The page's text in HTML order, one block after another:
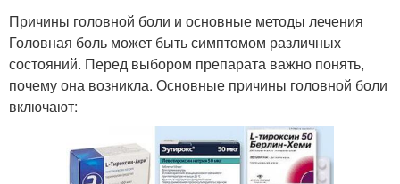
Ноцицептивная боль Нейропатическая боль
Боль от признаков Боль в спине
Причины головной боли и основные методы лечения
Головная боль может быть симптомом различных
состояний. Перед выбором препарата важно понять,
почему она возникла. Основные причины головной боли
включают: